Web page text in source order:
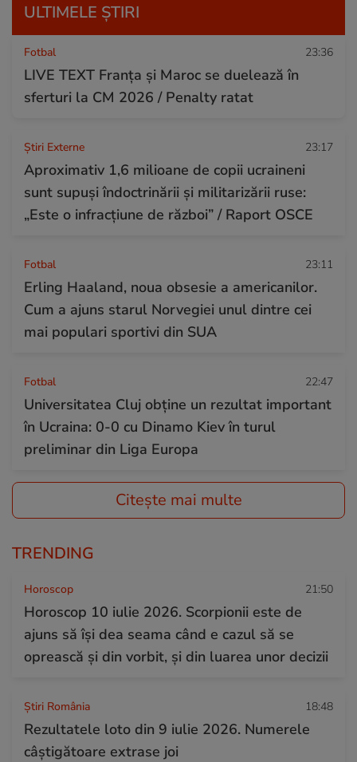
ULTIMELE ȘTIRI
Fotbal 23:36
LIVE TEXT Franța și Maroc se duelează în
sferturi la CM 2026 / Penalty ratat
Știri Externe 23:17
Aproximativ 1,6 milioane de copii ucraineni
sunt supuși îndoctrinării și militarizării ruse:
„Este o infracțiune de război” / Raport OSCE
Fotbal 23:11
Erling Haaland, noua obsesie a americanilor.
Cum a ajuns starul Norvegiei unul dintre cei
mai populari sportivi din SUA
Fotbal 22:47
Universitatea Cluj obține un rezultat important
în Ucraina: 0-0 cu Dinamo Kiev în turul
preliminar din Liga Europa
Citește mai multe
TRENDING
Horoscop 21:50
Horoscop 10 iulie 2026. Scorpionii este de
ajuns să își dea seama când e cazul să se
oprească și din vorbit, și din luarea unor decizii
Știri România 18:48
Rezultatele loto din 9 iulie 2026. Numerele
câștigătoare extrase joi